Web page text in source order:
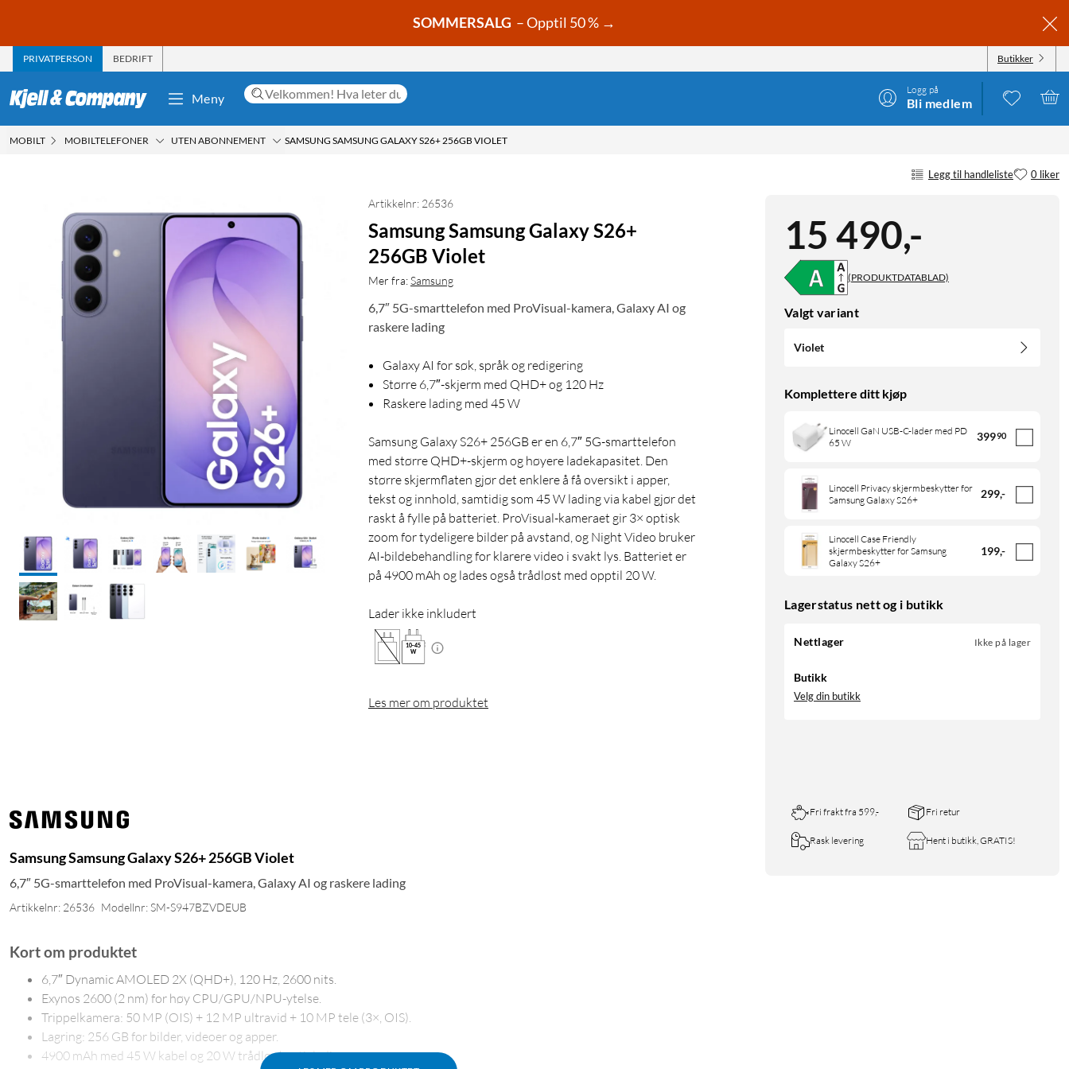
SOMMERSALG – Opptil 50 % →
PRIVATPERSON BEDRIFT Butikker
Meny
Logg på
Bli medlem
MOBILT MOBILTELEFONER UTEN ABONNEMENT SAMSUNG SAMSUNG GALAXY S26+ 256GB VIOLET
Legg til handleliste 0 liker
15 490,-
(PRODUKTDATABLAD)
Valgt variant
Violet
Komplettere ditt kjøp
Linocell GaN USB-C-lader med PD
65 W
39990
Linocell Privacy skjermbeskytter for
Samsung Galaxy S26+
299,-
Linocell Case Friendly
skjermbeskytter for Samsung
Galaxy S26+
199,-
Lagerstatus nett og i butikk
Nettlager Ikke på lager
Butikk
Velg din butikk
Fri frakt fra 599,- Fri retur
Rask levering Hent i butikk, GRATIS!
Artikkelnr: 26536
Samsung Samsung Galaxy S26+
256GB Violet
Mer fra:Samsung
6,7″ 5G-smarttelefon med ProVisual-kamera, Galaxy AI og
raskere lading
Galaxy AI for søk, språk og redigering
Større 6,7″-skjerm med QHD+ og 120 Hz
Raskere lading med 45 W
Samsung Galaxy S26+ 256GB er en 6,7″ 5G-smarttelefon
med større QHD+-skjerm og høyere ladekapasitet. Den
større skjermflaten gjør det enklere å få oversikt i apper,
tekst og innhold, samtidig som 45 W lading via kabel gjør det
raskt å fylle på batteriet. ProVisual-kameraet gir 3× optisk
zoom for tydeligere bilder på avstand, og Night Video bruker
AI-bildebehandling for klarere video i svakt lys. Batteriet er
på 4900 mAh og lades også trådløst med opptil 20 W.
Lader ikke inkludert
10-45
W
Les mer om produktet
Samsung Samsung Galaxy S26+ 256GB Violet
6,7″ 5G-smarttelefon med ProVisual-kamera, Galaxy AI og raskere lading
Artikkelnr: 26536 Modellnr: SM-S947BZVDEUB
Kort om produktet
6,7″ Dynamic AMOLED 2X (QHD+), 120 Hz, 2600 nits.
Exynos 2600 (2 nm) for høy CPU/GPU/NPU-ytelse.
Trippelkamera: 50 MP (OIS) + 12 MP ultravid + 10 MP tele (3×, OIS).
Lagring: 256 GB for bilder, videoer og apper.
4900 mAh med 45 W kabel og 20 W trådløs hurtiglading.